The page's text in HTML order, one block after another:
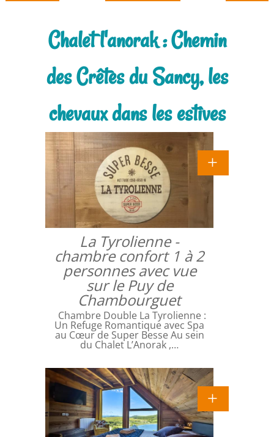
Chalet l'anorak : Chemin
des Crêtes du Sancy, les
chevaux dans les estives
La Tyrolienne -
chambre confort 1 à 2
personnes avec vue
sur le Puy de
Chambourguet
Chambre Double La Tyrolienne :
Un Refuge Romantique avec Spa
au Cœur de Super Besse Au sein
du Chalet L’Anorak ,…